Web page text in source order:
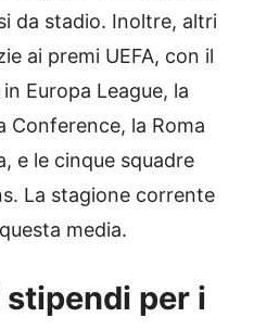
da stadio. Inoltre, altri
ai premi UEFA, con il
Europa League, la
Conference, la Roma
e le cinque squadre
La stagione corrente
media.
per i